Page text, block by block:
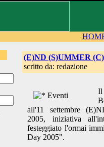
(E)ND (S)UMMER
scritto da: redazione
all'11 settembre
2005, iniziativa
festeggiato l'ormai
Day 2005".